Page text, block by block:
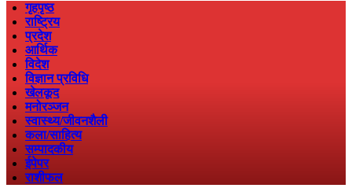
गृहपृष्ठ
राष्ट्रिय
प्रदेश
आर्थिक
विदेश
विज्ञान प्रविधि
खेलकूद
मनोरञ्जन
स्वास्थ्य/जीवनशैली
कला/साहित्य
सम्पादकीय
ईपेपर
राशीफल